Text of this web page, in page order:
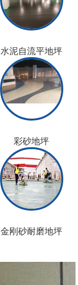
水泥自流平地坪
彩砂地坪
金刚砂耐磨地坪